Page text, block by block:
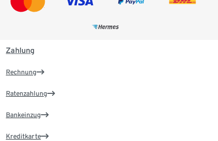
Zahlung
Rechnung
Ratenzahlung
Bankeinzug
Kreditkarte